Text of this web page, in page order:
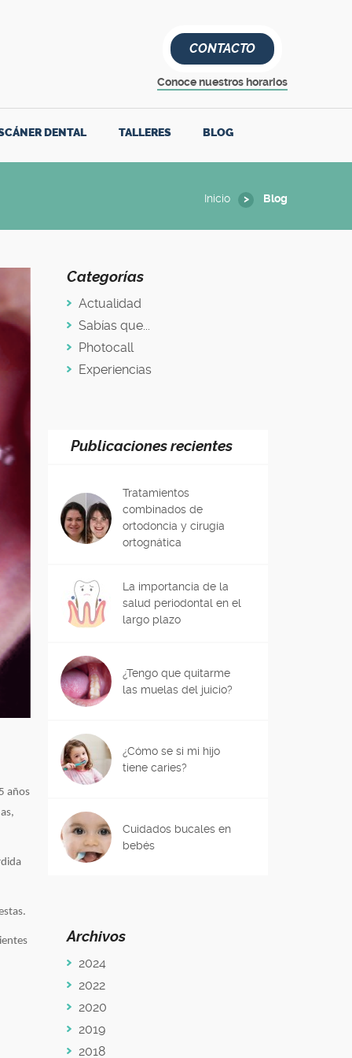
CONTACTO
Conoce nuestros horarios
DENTAL TALLERES BLOG
Inicio Blog
años
Categorías
Actualidad
Sabías que...
Photocall
Experiencias
Publicaciones recientes
Tratamientos
combinados de
ortodoncia y cirugía
ortognática
La importancia de la
salud periodontal en el
largo plazo
¿Tengo que quitarme
las muelas del juicio?
¿Cómo se si mi hijo
tiene caries?
Cuidados bucales en
bebés
Archivos
2024
2022
2020
2019
2018